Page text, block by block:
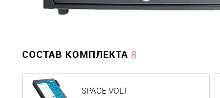
СОСТАВ КОМПЛЕКТА 8
SPACE VOLT